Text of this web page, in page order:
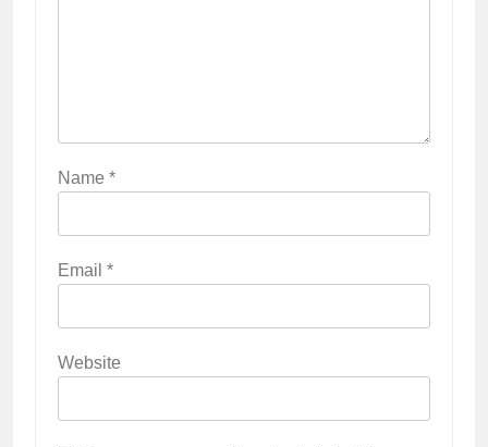
Name *
Email *
Website